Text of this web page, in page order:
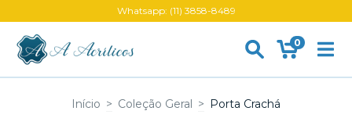
Whatsapp: (11) 3858-8489
0
Início > Coleção Geral > Porta Crachá